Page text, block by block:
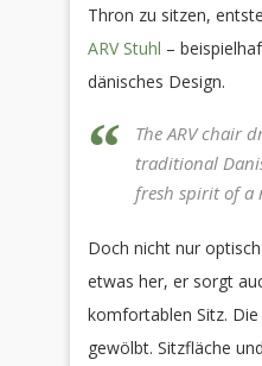
Thron zu sitzen,
ARV Stuhl –
dänisches Design.
The ARV chair
traditional
fresh spirit of a
Doch nicht nur
etwas her, er sorgt
komfortablen Sitz.
gewölbt. Sitzfläche